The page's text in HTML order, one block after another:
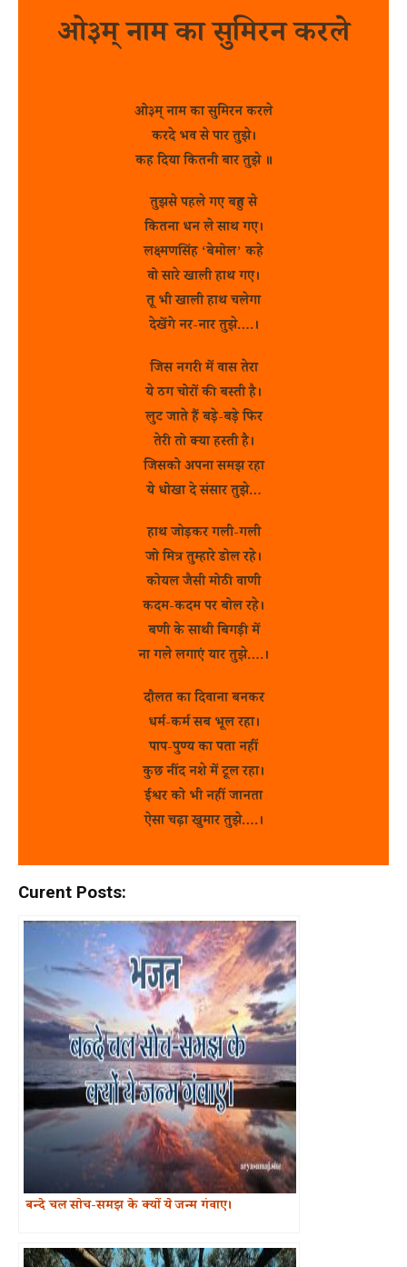
ओ३म् नाम का सुमिरन करले
ओ३म् नाम का सुमिरन करले
करदे भव से पार तुझे।
कह दिया कितनी बार तुझे ॥
तुझसे पहले गए बहुत से
कितना धन ले साथ गए।
लक्ष्मणसिंह ‘बेमोल’ कहे
वो सारे खाली हाथ गए।
तू भी खाली हाथ चलेगा
देखेंगे नर-नार तुझे….।
जिस नगरी में वास तेरा
ये ठग चोरों की बस्ती है।
लुट जाते हैं बड़े-बड़े फिर
तेरी तो क्या हस्ती है।
जिसको अपना समझ रहा
ये धोखा दे संसार तुझे…
हाथ जोड़कर गली-गली
जो मित्र तुम्हारे डोल रहे।
कोयल जैसी मोठी वाणी
कदम-कदम पर बोल रहे।
बणी के साथी बिगड़ी में
ना गले लगाएं यार तुझे….।
दौलत का दिवाना बनकर
धर्म-कर्म सब भूल रहा।
पाप-पुण्य का पता नहीं
कुछ नींद नशे में टूल रहा।
ईश्वर को भी नहीं जानता
ऐसा चढ़ा खुमार तुझे….।
Curent Posts:
बन्दे चल सोच-समझ के क्यों ये जन्म गंवाए।